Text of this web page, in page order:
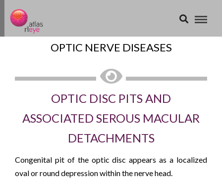
OPTIC NERVE DISEASES
OPTIC DISC PITS AND
ASSOCIATED SEROUS MACULAR
DETACHMENTS
Congenital pit of the optic disc appears as a localized
oval or round depression within the nerve head.